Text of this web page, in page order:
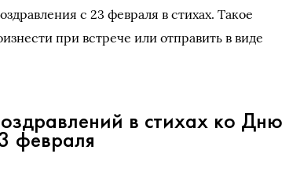
с 23 февраля в стихах. Такое
при встрече или отправить в виде
в стихах ко Дню
февраля